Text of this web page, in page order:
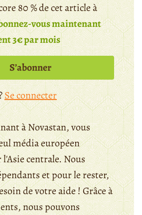
80 % de cet article à
vous maintenant
3€ par mois
S’abonner
Se connecter
à Novastan, vous
média européen
l'Asie centrale. Nous
et pour le rester,
de votre aide ! Grâce à
nous pouvons